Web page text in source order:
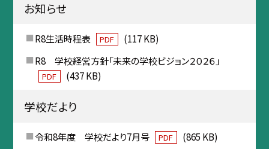
お知らせ
R8生活時程表 PDF
(117 KB)
R8 学校経営方針「未来の学校ビジョン２０２６」
PDF (437 KB)
学校だより
令和8年度 学校だより7月号 PDF
(865 KB)